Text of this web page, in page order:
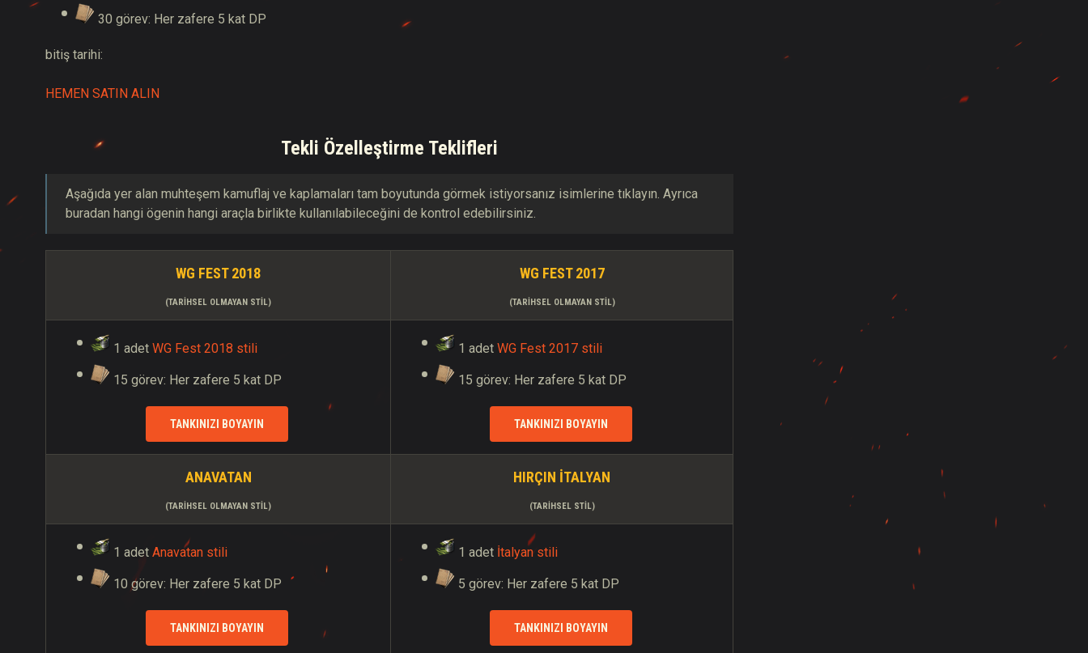
30 görev: Her zafere 5 kat DP
bitiş tarihi:
HEMEN SATIN ALIN
Tekli Özelleştirme Teklifleri
Aşağıda yer alan muhteşem kamuflaj ve kaplamaları tam boyutunda görmek istiyorsanız isimlerine tıklayın. Ayrıca
buradan hangi ögenin hangi araçla birlikte kullanılabileceğini de kontrol edebilirsiniz.
WG FEST 2018
(TARIHSEL OLMAYAN STIL)
WG FEST 2017
(TARIHSEL OLMAYAN STIL)
1 adet WG Fest 2018 stili
15 görev: Her zafere 5 kat DP
TANKINIZI BOYAYIN
1 adet WG Fest 2017 stili
15 görev: Her zafere 5 kat DP
TANKINIZI BOYAYIN
ANAVATAN
(TARIHSEL OLMAYAN STIL)
HIRÇIN İTALYAN
(TARIHSEL STIL)
1 adet Anavatan stili
10 görev: Her zafere 5 kat DP
TANKINIZI BOYAYIN
1 adet İtalyan stili
5 görev: Her zafere 5 kat DP
TANKINIZI BOYAYIN